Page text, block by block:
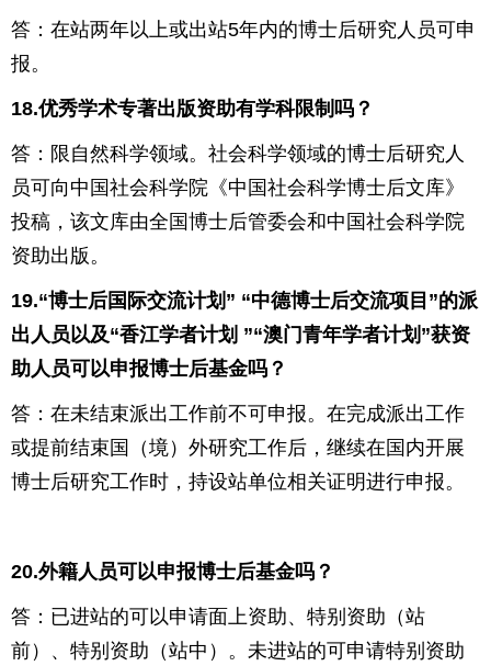
答：在站两年以上或出站5年内的博士后研究人员可申
报。
18.优秀学术专著出版资助有学科限制吗？
答：限自然科学领域。社会科学领域的博士后研究人
员可向中国社会科学院《中国社会科学博士后文库》
投稿，该文库由全国博士后管委会和中国社会科学院
资助出版。
19.“博士后国际交流计划” “中德博士后交流项目”的派
出人员以及“香江学者计划 ”“澳门青年学者计划”获资
助人员可以申报博士后基金吗？
答：在未结束派出工作前不可申报。在完成派出工作
或提前结束国（境）外研究工作后，继续在国内开展
博士后研究工作时，持设站单位相关证明进行申报。
20.外籍人员可以申报博士后基金吗？
答：已进站的可以申请面上资助、特别资助（站
前）、特别资助（站中）。未进站的可申请特别资助